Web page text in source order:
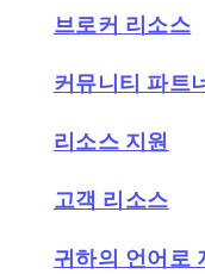
브로커 리소스
커뮤니티 파트
리소스 지원
고객 리소스
귀하의 언어로